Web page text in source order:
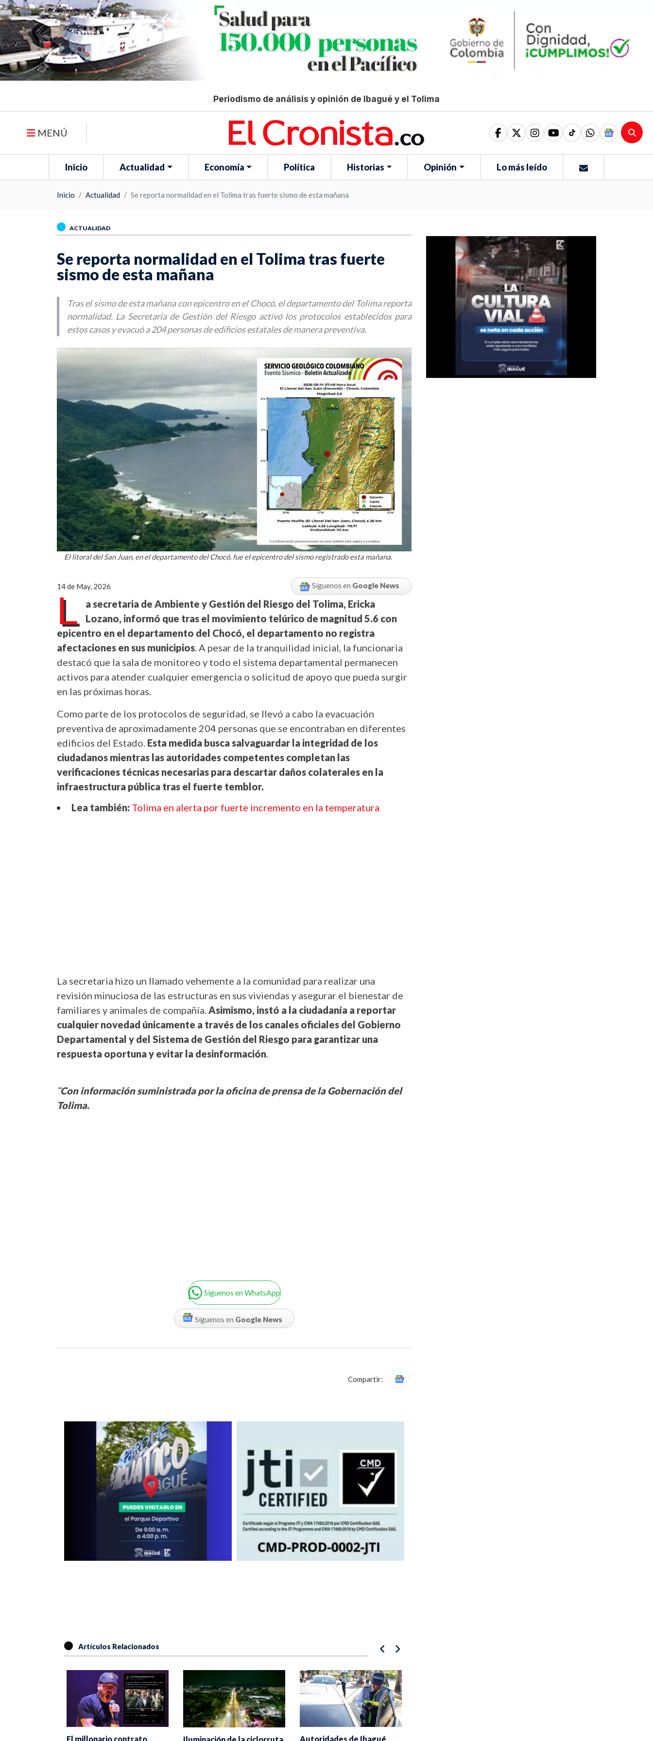
Periodismo de análisis y opinión de Ibagué y el Tolima
MENÚ
Inicio Actualidad Economía Política Historias Opinión Lo más leído
Inicio Actualidad Se reporta normalidad en el Tolima tras fuerte sismo de esta mañana
ACTUALIDAD
Se reporta normalidad en el Tolima tras fuerte
sismo de esta mañana
Tras el sismo de esta mañana con epicentro en el Chocó, el departamento del Tolima reporta
normalidad. La Secretaría de Gestión del Riesgo activó los protocolos establecidos para
estos casos y evacuó a 204 personas de edificios estatales de manera preventiva.
El litoral del San Juan, en el departamento del Chocó, fue el epicentro del sismo registrado esta mañana.
14 de May, 2026 Síguenos en Google News
L
a secretaria de Ambiente y Gestión del Riesgo del Tolima, Ericka
Lozano, informó que tras el movimiento telúrico de magnitud 5.6 con
epicentro en el departamento del Chocó, el departamento no registra
afectaciones en sus municipios . A pesar de la tranquilidad inicial, la funcionaria
destacó que la sala de monitoreo y todo el sistema departamental permanecen
activos para atender cualquier emergencia o solicitud de apoyo que pueda surgir
en las próximas horas.
Como parte de los protocolos de seguridad, se llevó a cabo la evacuación
preventiva de aproximadamente 204 personas que se encontraban en diferentes
edificios del Estado. Esta medida busca salvaguardar la integridad de los
ciudadanos mientras las autoridades competentes completan las
verificaciones técnicas necesarias para descartar daños colaterales en la
infraestructura pública tras el fuerte temblor.
Lea también: Tolima en alerta por fuerte incremento en la temperatura
La secretaria hizo un llamado vehemente a la comunidad para realizar una
revisión minuciosa de las estructuras en sus viviendas y asegurar el bienestar de
familiares y animales de compañía. Asimismo, instó a la ciudadanía a reportar
cualquier novedad únicamente a través de los canales oficiales del Gobierno
Departamental y del Sistema de Gestión del Riesgo para garantizar una
respuesta oportuna y evitar la desinformación
¨Con información suministrada por la oficina de prensa de la Gobernación del
Tolima.
Siguenos en WhatsApp
Síguenos en Google News
Compartir:
Artículos Relacionados
El millonario contrato Autoridades de Ibagué